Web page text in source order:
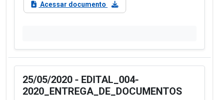
Acessar documento
25/05/2020 - EDITAL_004-
2020_ENTREGA_DE_DOCUMENTOS